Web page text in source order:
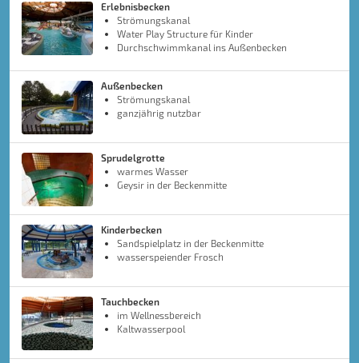
Erlebnisbecken
Strömungskanal
Water Play Structure für Kinder
Durchschwimmkanal ins Außenbecken
Außenbecken
Strömungskanal
ganzjährig nutzbar
Sprudelgrotte
warmes Wasser
Geysir in der Beckenmitte
Kinderbecken
Sandspielplatz in der Beckenmitte
wasserspeiender Frosch
Tauchbecken
im Wellnessbereich
Kaltwasserpool